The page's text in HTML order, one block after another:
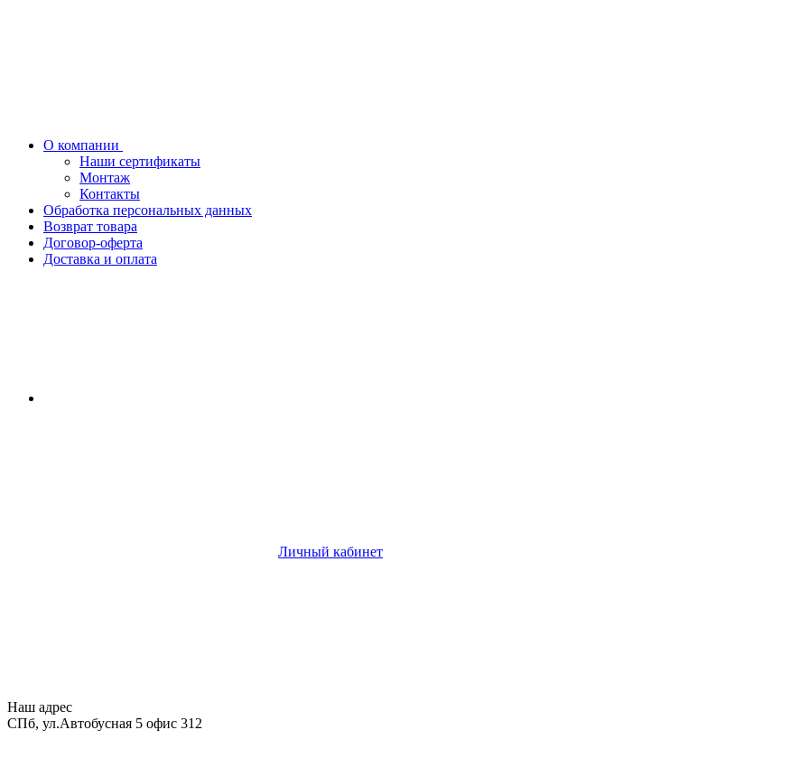
О компании
Наши сертификаты
Монтаж
Контакты
Обработка персональных данных
Возврат товара
Договор-оферта
Доставка и оплата
Личный кабинет
Наш адрес
СПб, ул.Автобусная 5 офис 312